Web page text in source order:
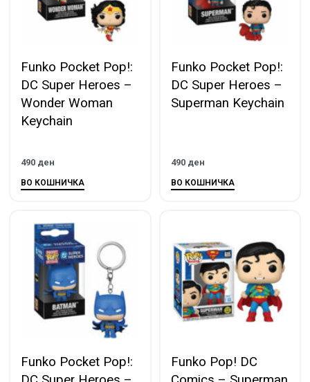
Funko Pocket Pop!:
DC Super Heroes –
Wonder Woman
Keychain
490 ден
ВО КОШНИЧКА
Funko Pocket Pop!:
DC Super Heroes –
Superman Keychain
490 ден
ВО КОШНИЧКА
Funko Pocket Pop!:
Funko Pop! DC